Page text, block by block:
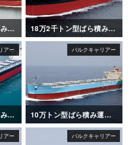
18万2千トン型ばら積み運搬船「CAPE CORMORANT」 18万2千トン型ばら積み運搬船「OCEAN ASIA」
18万2千トン型ばら積み運搬船「FRONTIER JASMINE」 10万トン型ばら積み運搬船「ENERGIA AZALEA」